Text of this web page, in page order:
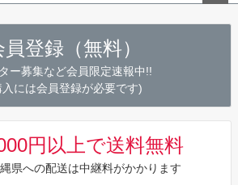
員登録（無料）
ー募集など会員限定速報中!!
入には会員登録が必要です)
円以上で送料無料
県への配送は中継料がかかります